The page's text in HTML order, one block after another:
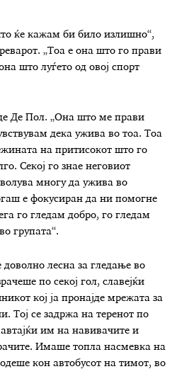
ќе кажам би било излишно“,
„Тоа е она што го прави
што луѓето од овој спорт
Де Пол. „Она што ме прави
дека ужива во тоа. Тоа
на притисокот што го
Секој го знае неговиот
многу да ужива во
е фокусиран да ни помогне
го гледам добро, го гледам
групата“.
лесна за гледање во
по секој гол, славејќи
кој ја пронајде мрежата за
Тој се задржа на теренот по
им на навивачите и
Имаше топла насмевка на
кон автобусот на тимот, во